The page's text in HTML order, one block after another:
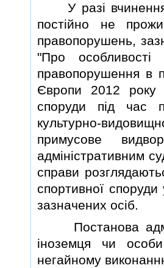
У разi вчинення
постiйно не
правопорушень,
"Про особливостi
правопорушення в
Європи 2012 року
споруди пiд час
культурно-
примусове
адмiнiстративним
справи
спортивної
зазначених осiб.
Постанова
iноземця чи
негайному